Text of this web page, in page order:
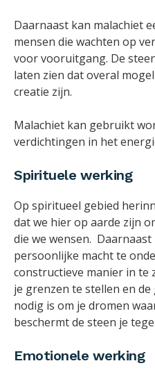
Daarnaast kan malachiet
mensen die wachten op
voor vooruitgang. De
laten zien dat overal
creatie zijn.
Malachiet kan gebruikt
verdichtingen in het
Spirituele werking
Op spiritueel gebied
dat we hier op aarde zijn
die we wensen.
persoonlijke macht te
constructieve manier in te
je grenzen te stellen en
nodig is om je dromen
beschermt de steen je
Emotionele werking